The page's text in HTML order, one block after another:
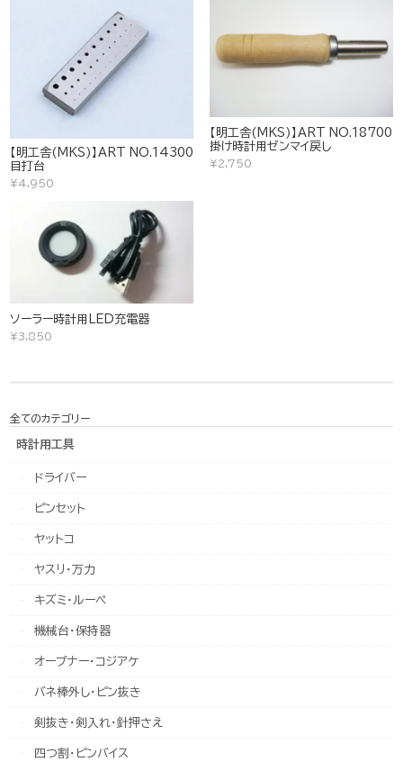
【明工舎(MKS)】ART NO.14300
目打台
¥4,950
【明工舎(MKS)】ART NO.18700
掛け時計用ゼンマイ戻し
¥2,750
ソーラー時計用LED充電器
¥3,850
全てのカテゴリー
時計用工具
ドライバー
ピンセット
ヤットコ
ヤスリ・万力
キズミ・ルーペ
機械台・保持器
オープナー・コジアケ
バネ棒外し・ピン抜き
剣抜き・剣入れ・針押さえ
四つ割・ピンバイス